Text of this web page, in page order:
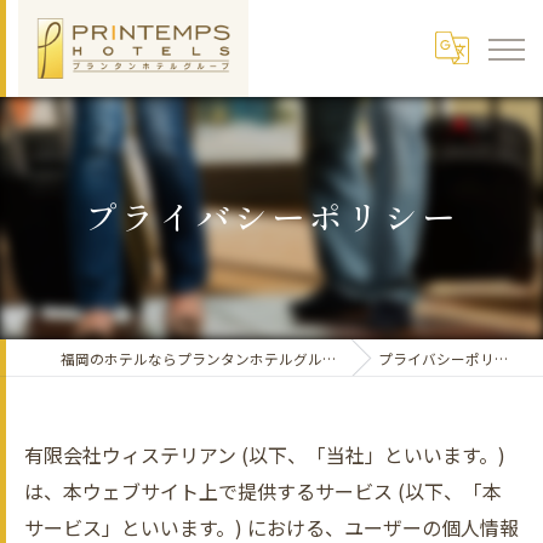
プライバシーポリシー
福岡のホテルならプランタンホテルグループ プライバシーポリシー
有限会社ウィステリアン (以下、「当社」といいます。)
は、本ウェブサイト上で提供するサービス (以下、「本
サービス」といいます。) における、ユーザーの個人情報